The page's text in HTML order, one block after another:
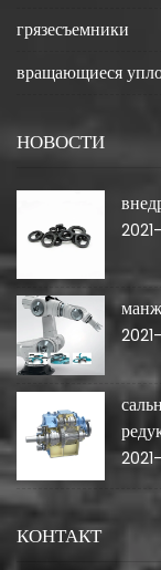
грязесъемники
вращающиеся
НОВОСТИ
КОНТАКТ